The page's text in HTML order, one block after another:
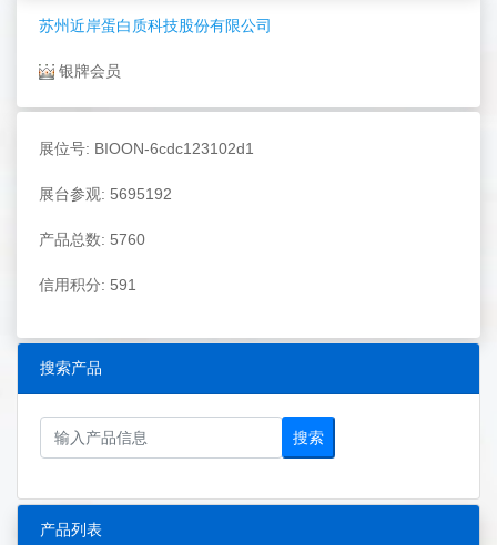
苏州近岸蛋白质科技股份有限公司
银牌会员
展位号: BIOON-6cdc123102d1
展台参观: 5695192
产品总数: 5760
信用积分: 591
搜索产品
搜索
产品列表